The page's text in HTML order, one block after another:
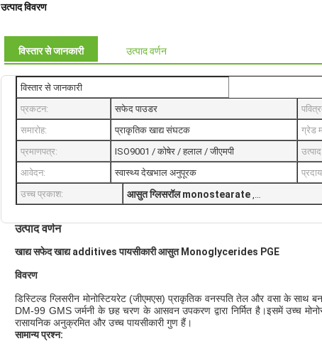
उत्पाद विवरण
विस्तार से जानकारी उत्पाद वर्णन
विस्तार से जानकारी
प्रकटन:
सफेद पाउडर
समारोह:
प्राकृतिक खाद्य संघटक ग्रेड
प्रमाणपत्र:
ISO9001 / कोषेर / हलाल / जीएमपी
आवेदन:
स्वास्थ्य देखभाल अनुपूरक
उच्च प्रकाश:
आसुत ग्लिसरॉल monostearate ,
उत्पाद वर्णन
खाद्य सफेद खाद्य additives पायसीकारी आसुत Monoglycerides PGE
विवरण
डिस्टिल्ड ग्लिसरीन मोनोस्टियरेट (जीएमएस) प्राकृतिक वनस्पति तेल और वसा के साथ
DM-99 GMS जर्मनी के छह चरण के आसवन उपकरण द्वारा निर्मित है।इसमें उच्च
रासायनिक अनुक्रमित और उच्च पायसीकारी गुण हैं।
सामान्य प्रश्न: